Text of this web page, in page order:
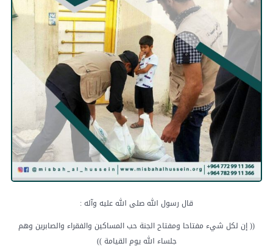
قال رسول الله صلى الله عليه وآله :
(( إن لكل شيء مفتاحا ومفتاح الجنة حب المساكين والفقراء والصابرين وهم
جلساء الله يوم القيامة ))